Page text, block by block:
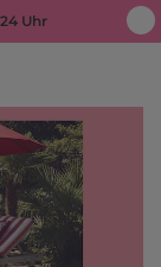
Uhr